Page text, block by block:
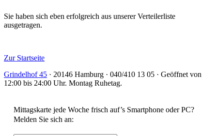
Sie haben sich eben erfolgreich aus unserer Verteilerliste
ausgetragen.
Zur Startseite
Grindelhof 45 · 20146 Hamburg · 040/410 13 05 · Geöffnet von
12:00 bis 24:00 Uhr. Montag Ruhetag.
Mittagskarte jede Woche frisch auf’s Smartphone oder PC?
Melden Sie sich an: